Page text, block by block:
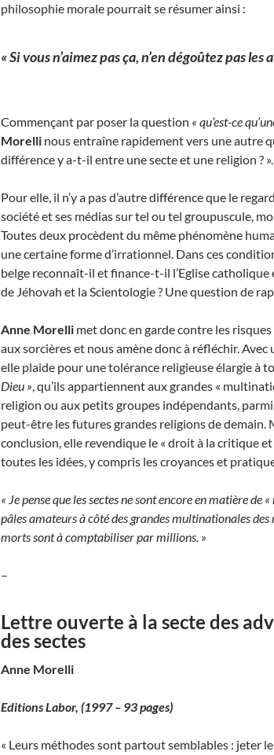
philosophie morale pourrait se résumer ainsi :
« Si vous n’aimez pas ça, n’en dégoûtez pas les
Commençant par poser la question « qu’est-ce
Morelli nous entraîne rapidement vers une autre
différence y a-t-il entre une secte et une religion ? ».
Pour elle, il n’y a pas d’autre différence que le
société et ses médias sur tel ou tel groupuscule,
Toutes deux procèdent du même phénomène
une certaine forme d’irrationnel. Dans ces
belge reconnaît-il et finance-t-il l’Eglise catholique
de Jéhovah et la Scientologie ? Une question de
Anne Morelli met donc en garde contre les
aux sorcières et nous amène donc à réfléchir.
elle plaide pour une tolérance religieuse élargie à
Dieu », qu’ils appartiennent aux grandes «
religion ou aux petits groupes indépendants,
peut-être les futures grandes religions de demain.
conclusion, elle revendique le « droit à la critique
toutes les idées, y compris les croyances et
« Je pense que les sectes ne sont encore en matière de
pâles amateurs à côté des grandes multinationales des
morts sont à comptabiliser par millions. »
–
Lettre ouverte à la secte des
des sectes
Anne Morelli
Editions Labor, (1997 – 93 pages)
« Leurs méthodes sont partout semblables : jeter